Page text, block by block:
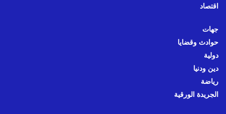
اقتصاد
جهات
حوادث وقضايا
دولية
دين ودنيا
رياضة
الجريدة الورقية